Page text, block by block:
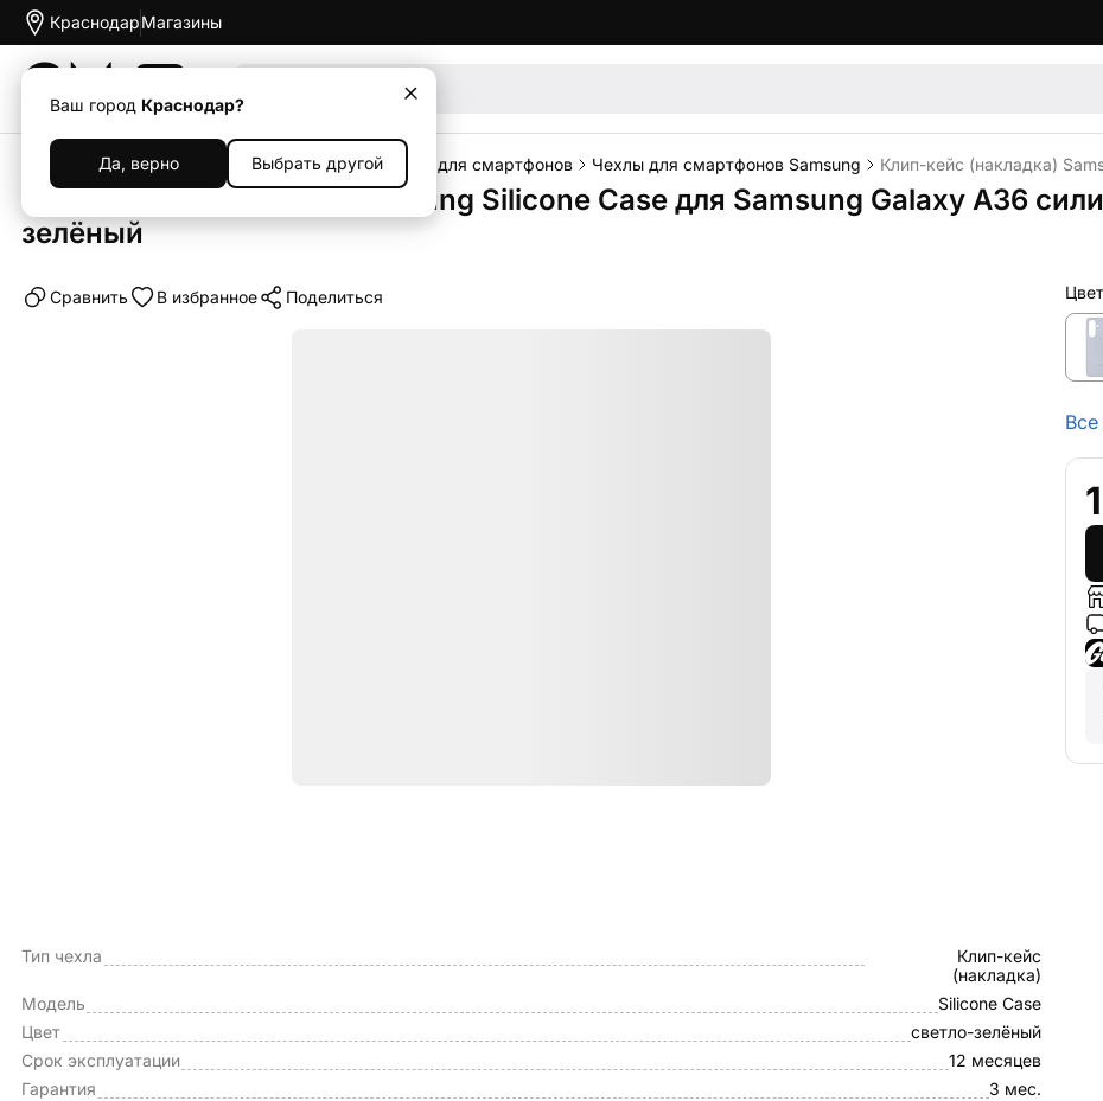
Краснодар
Ваш город Краснодар?
Да, верно Выбрать другой
Магазины
Каталог Аксессуары Чехлы Чехлы для смартфонов Чехлы для смартфонов Samsung Клип-кейс (накладка)
Клип-кейс (накладка) Samsung Silicone Case для Samsung Galaxy A36
зелёный
Cравнить В избранное Поделиться
Тип чехла
Клип-кейс
(накладка)
Модель
Silicone Case
Цвет
светло-зелёный
Срок эксплуатации
12 месяцев
Гарантия
3 мес.
Цвет
Все